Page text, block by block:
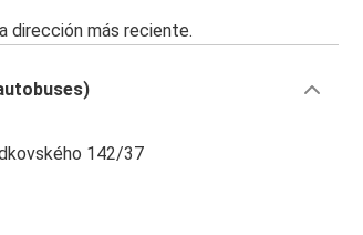
dirección más reciente.
142/37